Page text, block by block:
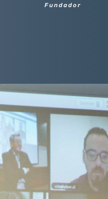
Fundador